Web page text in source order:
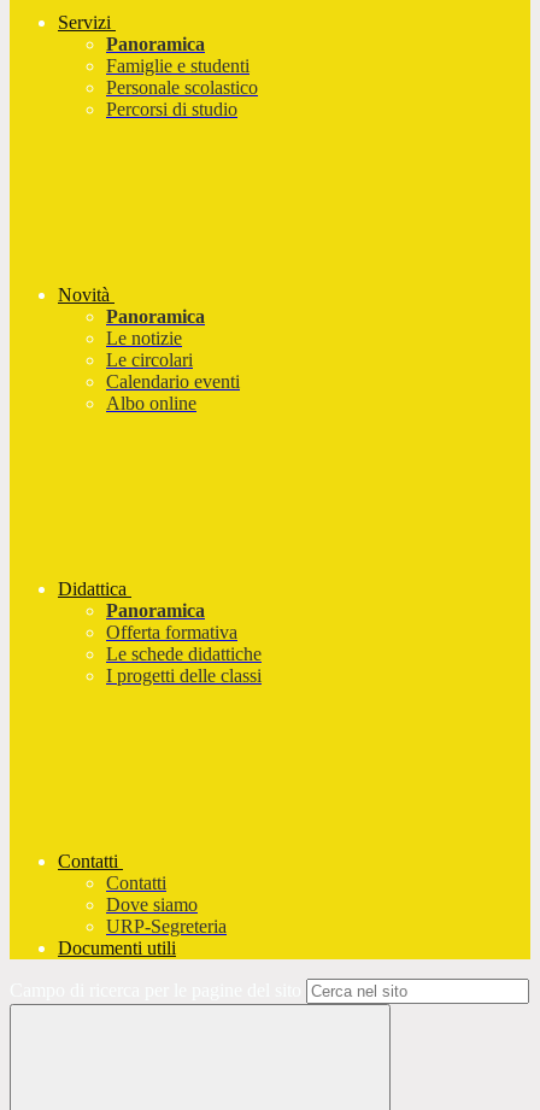
Servizi
Panoramica
Famiglie e studenti
Personale scolastico
Percorsi di studio
Novità
Panoramica
Le notizie
Le circolari
Calendario eventi
Albo online
Didattica
Panoramica
Offerta formativa
Le schede didattiche
I progetti delle classi
Contatti
Contatti
Dove siamo
URP-Segreteria
Documenti utili